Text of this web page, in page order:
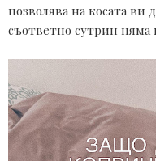
позволява на косата ви
съответно сутрин